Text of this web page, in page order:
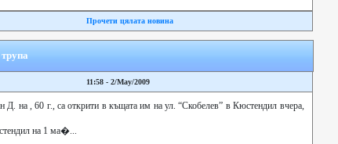
Прочети цялата новина
11:58 - 2/May/2009
на , 60 г., са открити в къщата им на ул. “Скобелев” в Кюстендил вчера,
на 1 ма�...